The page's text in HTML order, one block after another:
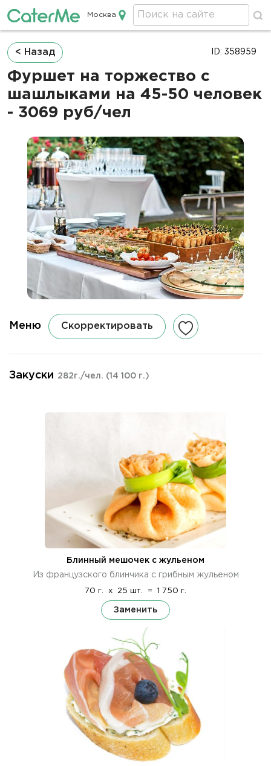
Кейтеринг в Москве
Москва
Строка
навигации
< Назад
Фуршет на торжество с
шашлыками на 45-50 человек
- 3069 руб/чел
ID: 358959
Меню Скорректировать
Закуски 282г./чел. (14 100 г.)
Блинный мешочек с жульеном
Из французского блинчика с грибным жульеном
70 г. x 25 шт. = 1 750 г.
Заменить